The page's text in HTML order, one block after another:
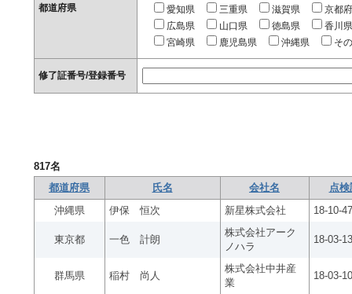
都道府県
愛知県
三重県 滋賀県
京都府
広島県
山口県 徳島県
香川県
宮崎県
鹿児島県 沖縄県 そ
修了証番号/登録番号
817名
都道府県
氏名 会社名
点
沖縄県
伊保 恒次 新星株式会社 18-10-
東京都 一色 計朗
株式会社アーク
ノハラ
18-03-
群馬県 稲村 尚人
株式会社中井産
業
18-03-